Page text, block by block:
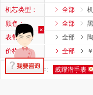
机芯类型：
全部
颜色：
全部
表带：
全部
价格：
全部
您的筛选条件: 威耀潜手表
×